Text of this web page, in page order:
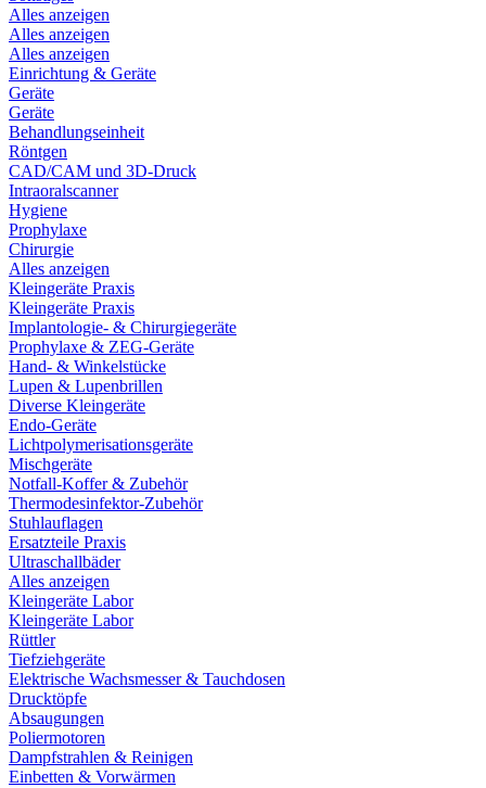
Alles anzeigen
Alles anzeigen
Alles anzeigen
Einrichtung & Geräte
Geräte
Geräte
Behandlungseinheit
Röntgen
CAD/CAM und 3D-Druck
Intraoralscanner
Hygiene
Prophylaxe
Chirurgie
Alles anzeigen
Kleingeräte Praxis
Kleingeräte Praxis
Implantologie- & Chirurgiegeräte
Prophylaxe & ZEG-Geräte
Hand- & Winkelstücke
Lupen & Lupenbrillen
Diverse Kleingeräte
Endo-Geräte
Lichtpolymerisationsgeräte
Mischgeräte
Notfall-Koffer & Zubehör
Thermodesinfektor-Zubehör
Stuhlauflagen
Ersatzteile Praxis
Ultraschallbäder
Alles anzeigen
Kleingeräte Labor
Kleingeräte Labor
Rüttler
Tiefziehgeräte
Elektrische Wachsmesser & Tauchdosen
Drucktöpfe
Absaugungen
Poliermotoren
Dampfstrahlen & Reinigen
Einbetten & Vorwärmen